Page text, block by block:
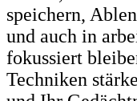
speichern,
und auch in
fokussiert
Techniken